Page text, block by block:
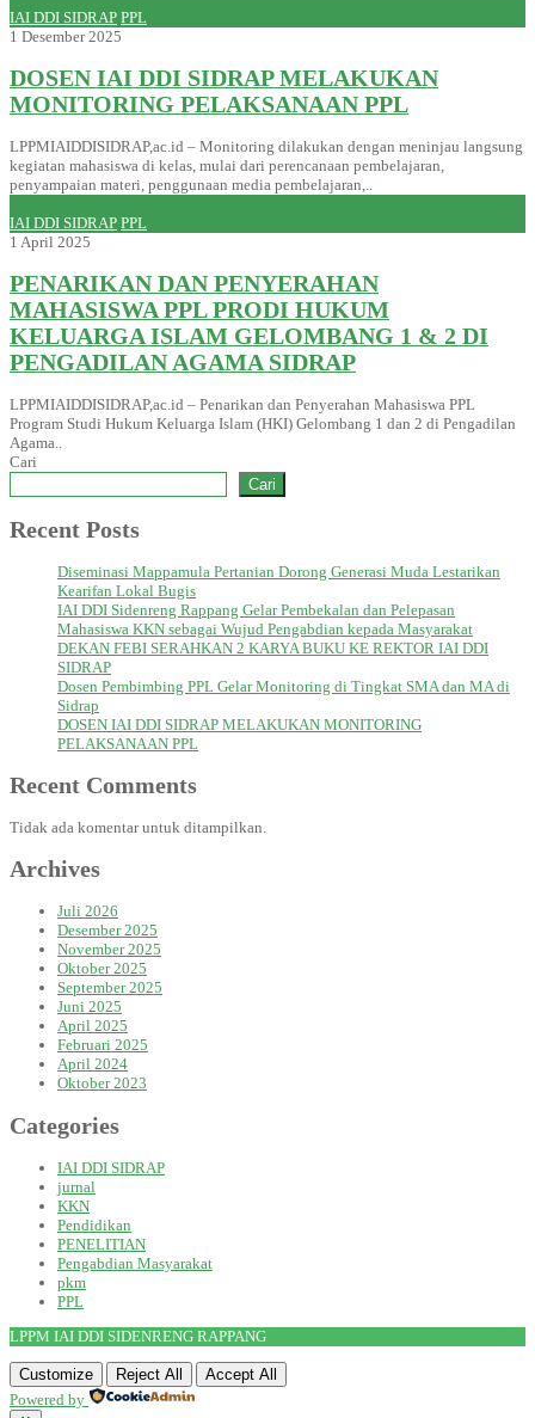
IAI DDI SIDRAP PPL
1 Desember 2025
DOSEN IAI DDI SIDRAP MELAKUKAN
MONITORING PELAKSANAAN PPL
LPPMIAIDDISIDRAP,ac.id – Monitoring dilakukan dengan meninjau langsung
kegiatan mahasiswa di kelas, mulai dari perencanaan pembelajaran,
penyampaian materi, penggunaan media pembelajaran,..
IAI DDI SIDRAP PPL
1 April 2025
PENARIKAN DAN PENYERAHAN
MAHASISWA PPL PRODI HUKUM
KELUARGA ISLAM GELOMBANG 1 & 2 DI
PENGADILAN AGAMA SIDRAP
LPPMIAIDDISIDRAP,ac.id – Penarikan dan Penyerahan Mahasiswa PPL
Program Studi Hukum Keluarga Islam (HKI) Gelombang 1 dan 2 di Pengadilan
Agama..
Cari
Cari
Recent Posts
Diseminasi Mappamula Pertanian Dorong Generasi Muda Lestarikan
Kearifan Lokal Bugis
IAI DDI Sidenreng Rappang Gelar Pembekalan dan Pelepasan
Mahasiswa KKN sebagai Wujud Pengabdian kepada Masyarakat
DEKAN FEBI SERAHKAN 2 KARYA BUKU KE REKTOR IAI DDI
SIDRAP
Dosen Pembimbing PPL Gelar Monitoring di Tingkat SMA dan MA di
Sidrap
DOSEN IAI DDI SIDRAP MELAKUKAN MONITORING
PELAKSANAAN PPL
Recent Comments
Tidak ada komentar untuk ditampilkan.
Archives
Juli 2026
Desember 2025
November 2025
Oktober 2025
September 2025
Juni 2025
April 2025
Februari 2025
April 2024
Oktober 2023
Categories
IAI DDI SIDRAP
jurnal
KKN
Pendidikan
PENELITIAN
Pengabdian Masyarakat
pkm
PPL
LPPM IAI DDI SIDENRENG RAPPANG
Customize Reject All
Accept All
Powered by